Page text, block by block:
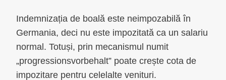
Indemnizația de boală este neimpozabilă în
Germania, deci nu este impozitată ca un salariu
normal. Totuși, prin mecanismul numit
„progressionsvorbehalt” poate crește cota de
impozitare pentru celelalte venituri.